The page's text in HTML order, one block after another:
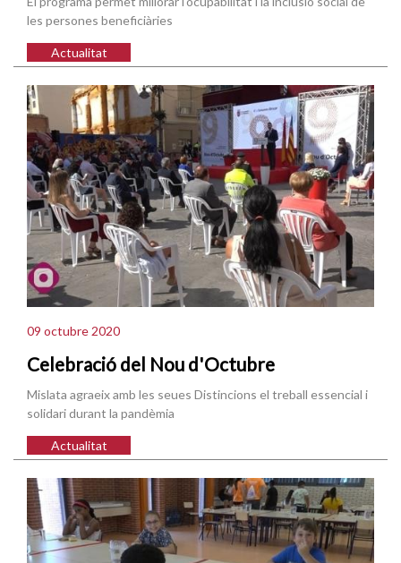
les persones beneficiàries
Actualitat
09 octubre 2020
Celebració del Nou d'Octubre
Mislata agraeix amb les seues Distincions el treball essencial i
solidari durant la pandèmia
Actualitat